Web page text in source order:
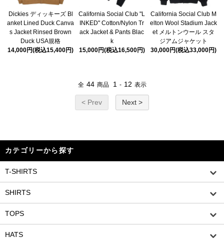
Dickies ディッキーズ Bl
anket Lined Duck Canva
s Jacket Rinsed Brown
Duck USA規格
14,000円(税込15,400円)
California Social Club "L
INKED" Cotton/Nylon Tr
ack Jacket & Pants Blac
k
15,000円(税込16,500円)
California Social Club M
elton Wool Stadium Jack
et メルトンウール スタ
ジアムジャケット
30,000円(税込33,000円)
全 44 商品 1 - 12 表示
< Prev Next >
カテゴリーから探す
T-SHIRTS
SHIRTS
TOPS
HATS